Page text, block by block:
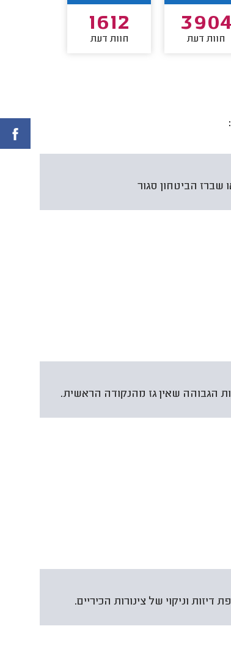
3904
חוות דעת
1612
חוות דעת
הביטחון סגור
הגבוהה שאין גז מהנקודה הראשית.
וניקוי של צינורות הכיריים.